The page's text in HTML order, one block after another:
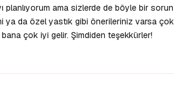
planlıyorum ama sizlerde de böyle bir sorun
ya da özel yastık gibi önerileriniz varsa çok
çok iyi gelir. Şimdiden teşekkürler!